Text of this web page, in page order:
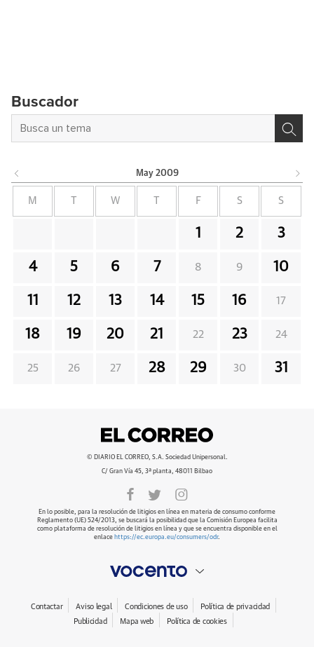
Buscador
May 2009
M W F S S
1 2 3
4 5 6 7 8 9 10
11 12 13 14 15 16 17
18 19 20 21 22 23 24
25 26 27 28 29 30 31
© DIARIO EL CORREO, S.A. Sociedad Unipersonal.
C/ Gran Vía 45, 3ª planta, 48011 Bilbao
En lo posible, para la resolución de litigios en línea en materia de consumo conforme
Reglamento (UE) 524/2013, se buscará la posibilidad que la Comisión Europea facilita
como plataforma de resolución de litigios en línea y que se encuentra disponible en el
enlace https://ec.europa.eu/consumers/odr.
Contactar Aviso legal Condiciones de uso
Política de privacidad
Publicidad
Mapa web Política de cookies